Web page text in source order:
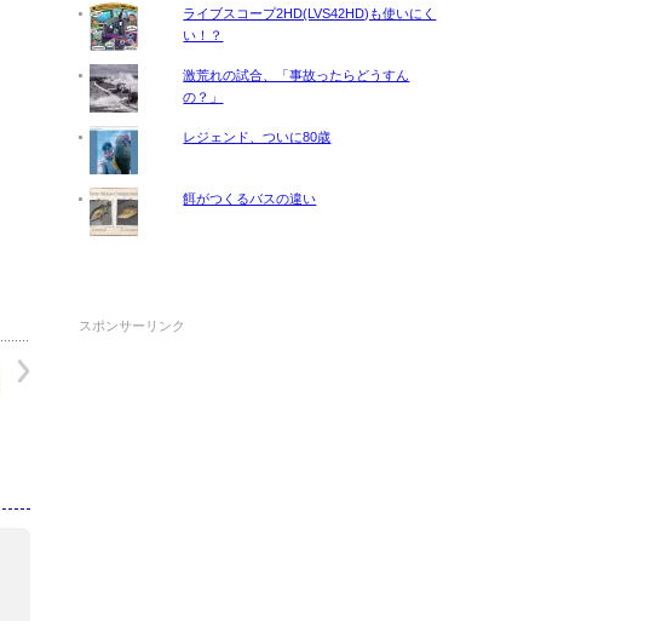
ライブスコープ2HD(LVS42HD)も使いにく
い！？
激荒れの試合、「事故ったらどうすん
の？」
レジェンド、ついに80歳
餌がつくるバスの違い
スポンサーリンク